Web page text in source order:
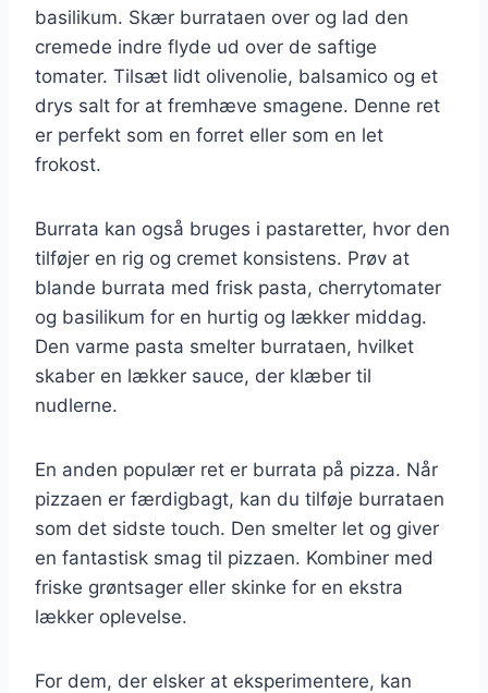
basilikum. Skær burrataen over og lad den
cremede indre flyde ud over de saftige
tomater. Tilsæt lidt olivenolie, balsamico og et
drys salt for at fremhæve smagene. Denne ret
er perfekt som en forret eller som en let
frokost.
Burrata kan også bruges i pastaretter, hvor den
tilføjer en rig og cremet konsistens. Prøv at
blande burrata med frisk pasta, cherrytomater
og basilikum for en hurtig og lækker middag.
Den varme pasta smelter burrataen, hvilket
skaber en lækker sauce, der klæber til
nudlerne.
En anden populær ret er burrata på pizza. Når
pizzaen er færdigbagt, kan du tilføje burrataen
som det sidste touch. Den smelter let og giver
en fantastisk smag til pizzaen. Kombiner med
friske grøntsager eller skinke for en ekstra
lækker oplevelse.
For dem, der elsker at eksperimentere, kan